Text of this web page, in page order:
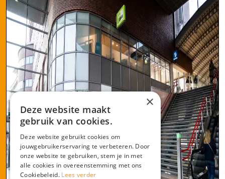
×
Deze website maakt
gebruik van cookies.
Deze website gebruikt cookies om
jouwgebruikerservaring te verbeteren. Door
onze website te gebruiken, stem je in met
alle cookies in overeenstemming met ons
Cookiebeleid. Lees verder